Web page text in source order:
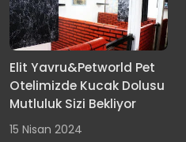
Elit Yavru&Petworld Pet
Otelimizde Kucak Dolusu
Mutluluk Sizi Bekliyor
15 Nisan 2024